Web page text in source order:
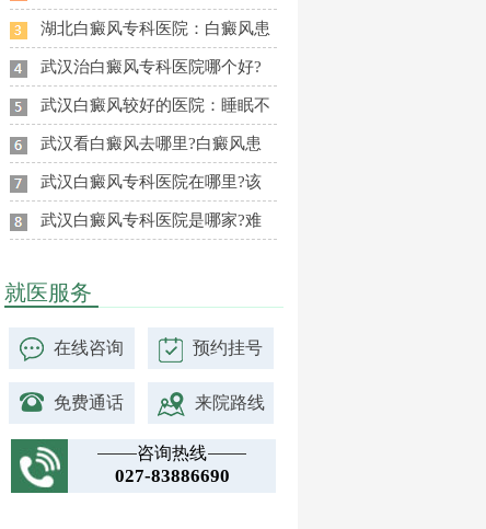
湖北白癜风专科医院：白癜风患
武汉治白癜风专科医院哪个好?
武汉白癜风较好的医院：睡眠不
武汉看白癜风去哪里?白癜风患
武汉白癜风专科医院在哪里?该
武汉白癜风专科医院是哪家?难
就医服务
在线咨询 预约挂号
免费通话 来院路线
咨询热线
027-83886690